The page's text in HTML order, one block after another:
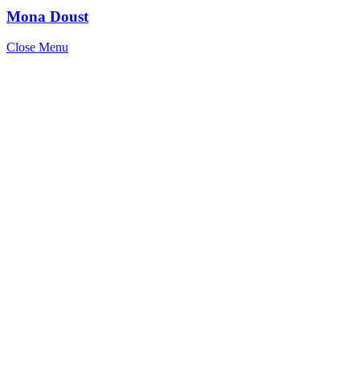
Mona Doust
Close Menu